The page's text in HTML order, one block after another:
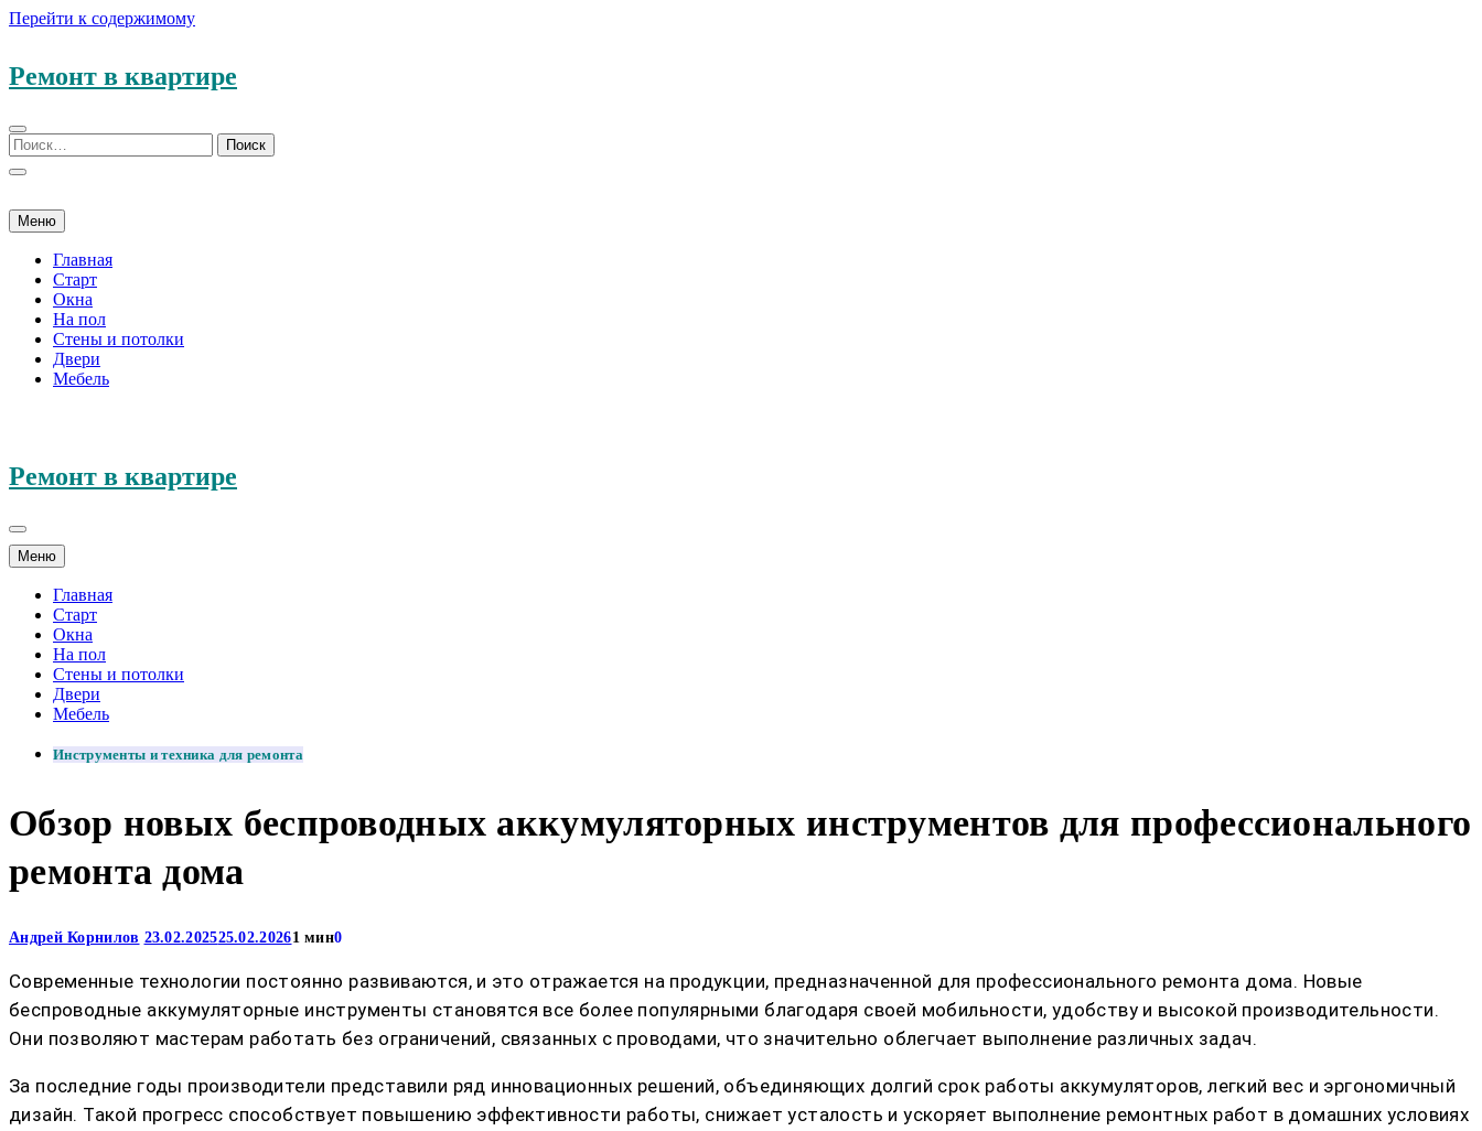
Перейти к содержимому
Ремонт в квартире
Меню
Главная
Старт
Окна
На пол
Стены и потолки
Двери
Мебель
Ремонт в квартире
Меню
Главная
Старт
Окна
На пол
Стены и потолки
Двери
Мебель
Инструменты и техника для ремонта
Обзор новых беспроводных аккумуляторных инструментов для профессионального
ремонта дома
Андрей Корнилов 23.02.202525.02.20261 мин0
Современные технологии постоянно развиваются, и это отражается на продукции, предназначенной для профессионального ремонта дома. Новые
беспроводные аккумуляторные инструменты становятся все более популярными благодаря своей мобильности, удобству и высокой производительности.
Они позволяют мастерам работать без ограничений, связанных с проводами, что значительно облегчает выполнение различных задач.
За последние годы производители представили ряд инновационных решений, объединяющих долгий срок работы аккумуляторов, легкий вес и эргономичный
дизайн. Такой прогресс способствует повышению эффективности работы, снижает усталость и ускоряет выполнение ремонтных работ в домашних условиях